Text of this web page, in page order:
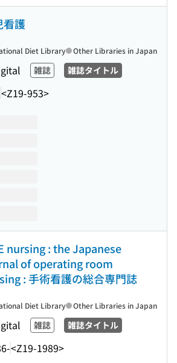
看護
雑誌 雑誌タイトル
<Z19-953>
Diet Library Other Libraries in Japan
nursing : the Japanese
of operating room
: 手術看護の総合専門誌
雑誌 雑誌タイトル
<Z19-1989>
Diet Library Other Libraries in Japan